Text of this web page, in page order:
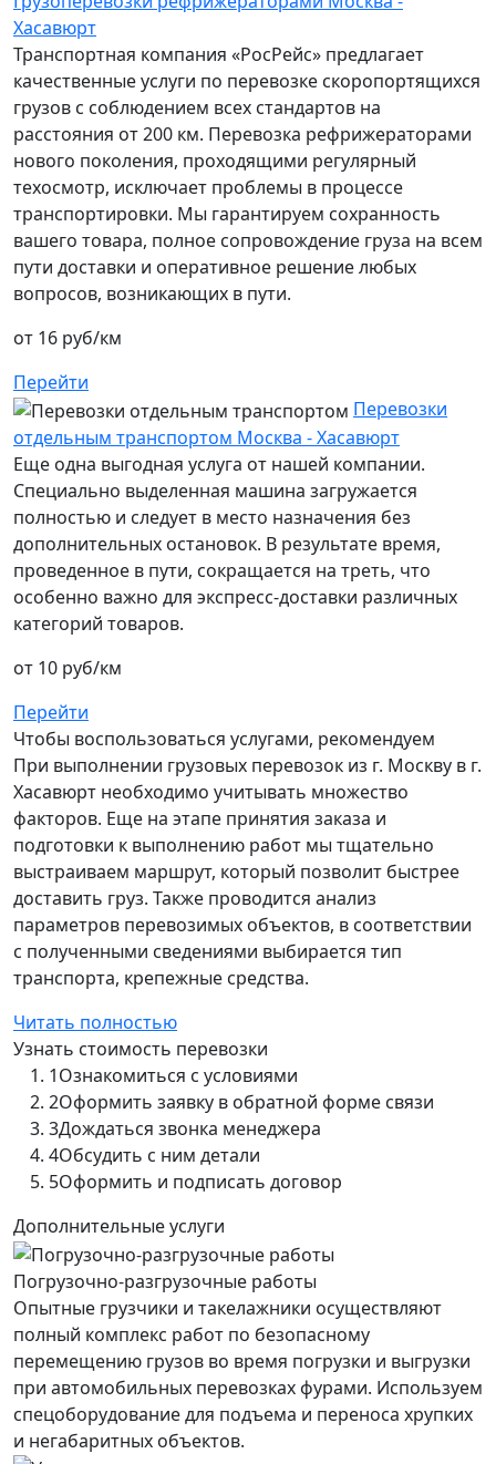
Хасавюрт
Транспортная компания «РосРейс» предлагает
качественные услуги по перевозке скоропортящихся
грузов с соблюдением всех стандартов на
расстояния от 200 км. Перевозка рефрижераторами
нового поколения, проходящими регулярный
техосмотр, исключает проблемы в процессе
транспортировки. Мы гарантируем сохранность
вашего товара, полное сопровождение груза на всем
пути доставки и оперативное решение любых
вопросов, возникающих в пути.
от 16 руб/км
Перейти
Перевозки
отдельным транспортом Москва - Хасавюрт
Еще одна выгодная услуга от нашей компании.
Специально выделенная машина загружается
полностью и следует в место назначения без
дополнительных остановок. В результате время,
проведенное в пути, сокращается на треть, что
особенно важно для экспресс-доставки различных
категорий товаров.
от 10 руб/км
Перейти
Чтобы воспользоваться услугами, рекомендуем
При выполнении грузовых перевозок из г. Москву в г.
Хасавюрт необходимо учитывать множество
факторов. Еще на этапе принятия заказа и
подготовки к выполнению работ мы тщательно
выстраиваем маршрут, который позволит быстрее
доставить груз. Также проводится анализ
параметров перевозимых объектов, в соответствии
с полученными сведениями выбирается тип
транспорта, крепежные средства.
Читать полностью
Узнать стоимость перевозки
1Ознакомиться с условиями
2Оформить заявку в обратной форме связи
3Дождаться звонка менеджера
4Обсудить с ним детали
5Оформить и подписать договор
Дополнительные услуги
Погрузочно-разгрузочные работы
Опытные грузчики и такелажники осуществляют
полный комплекс работ по безопасному
перемещению грузов во время погрузки и выгрузки
при автомобильных перевозках фурами. Используем
спецоборудование для подъема и переноса хрупких
и негабаритных объектов.